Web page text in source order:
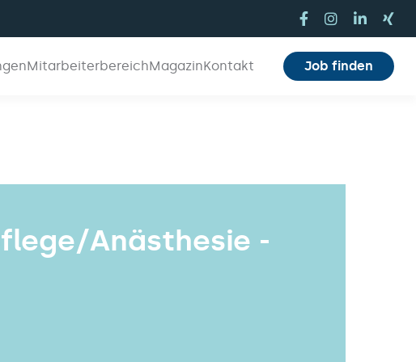
MitarbeiterbereichMagazinKontakt Job finden
Anästhesie -